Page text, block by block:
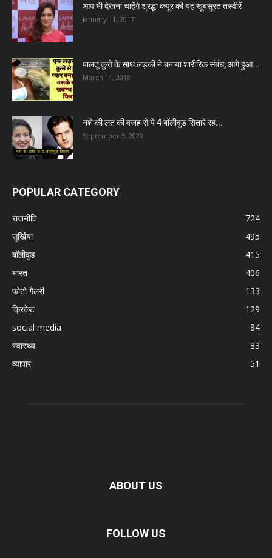
आप भी देखना चाहेंगे श्रद्धा कपूर की यह खूबसूरत तस्वीरें
January 11, 2017
पालतू कुत्ते के साथ लड़की ने बनाया शारीरिक संबंध, आगे हुआ...
March 11, 2018
नशे की लत की वजह से ये 4 बॉलीवुड सितारे रह...
September 5, 2020
POPULAR CATEGORY
राजनीति
724
सुर्खिया
495
बॉलीवुड
415
भारत
406
फोटो गैलरी
133
क्रिकेट
129
social media
84
स्वास्थ्य
83
व्यापार
51
ABOUT US
FOLLOW US